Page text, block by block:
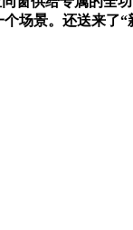
场景。还送来